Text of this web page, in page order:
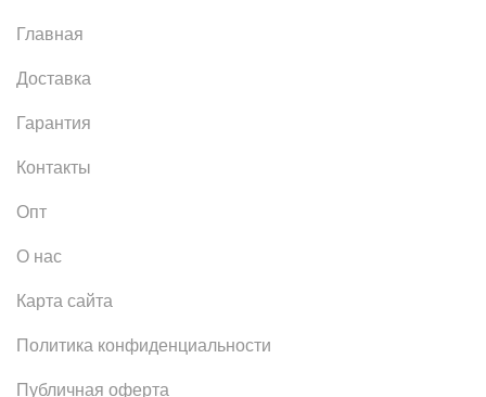
Главная
Доставка
Гарантия
Контакты
Опт
О нас
Карта сайта
Политика конфиденциальности
Публичная оферта